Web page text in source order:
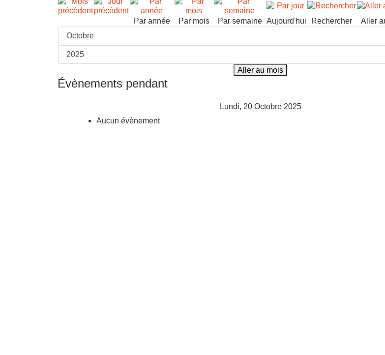
Par année Par mois Par semaine Aujourd'hui Rechercher Aller
Aller au mois
Évènements pendant
Lundi, 20 Octobre 2025
Aucun évènement